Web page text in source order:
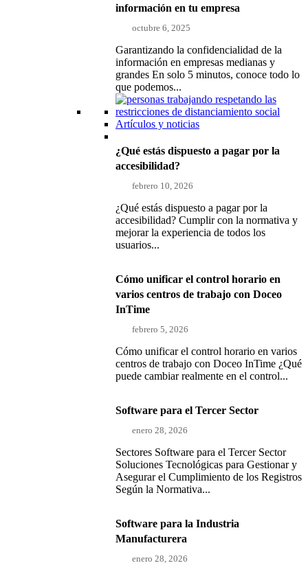
información en tu empresa
octubre 6, 2025
Garantizando la confidencialidad de la
información en empresas medianas y
grandes En solo 5 minutos, conoce todo lo
que podemos...
Artículos y noticias
¿Qué estás dispuesto a pagar por la
accesibilidad?
febrero 10, 2026
¿Qué estás dispuesto a pagar por la
accesibilidad? Cumplir con la normativa y
mejorar la experiencia de todos los
usuarios...
Cómo unificar el control horario en
varios centros de trabajo con Doceo
InTime
febrero 5, 2026
Cómo unificar el control horario en varios
centros de trabajo con Doceo InTime ¿Qué
puede cambiar realmente en el control...
Software para el Tercer Sector
enero 28, 2026
Sectores Software para el Tercer Sector
Soluciones Tecnológicas para Gestionar y
Asegurar el Cumplimiento de los Registros
Según la Normativa...
Software para la Industria
Manufacturera
enero 28, 2026